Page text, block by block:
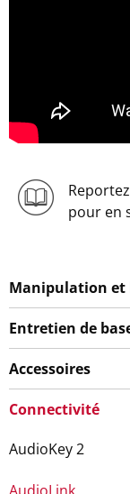
pour en
Manipulation et
Entretien de
Accessoires
Connectivité
AudioKey 2